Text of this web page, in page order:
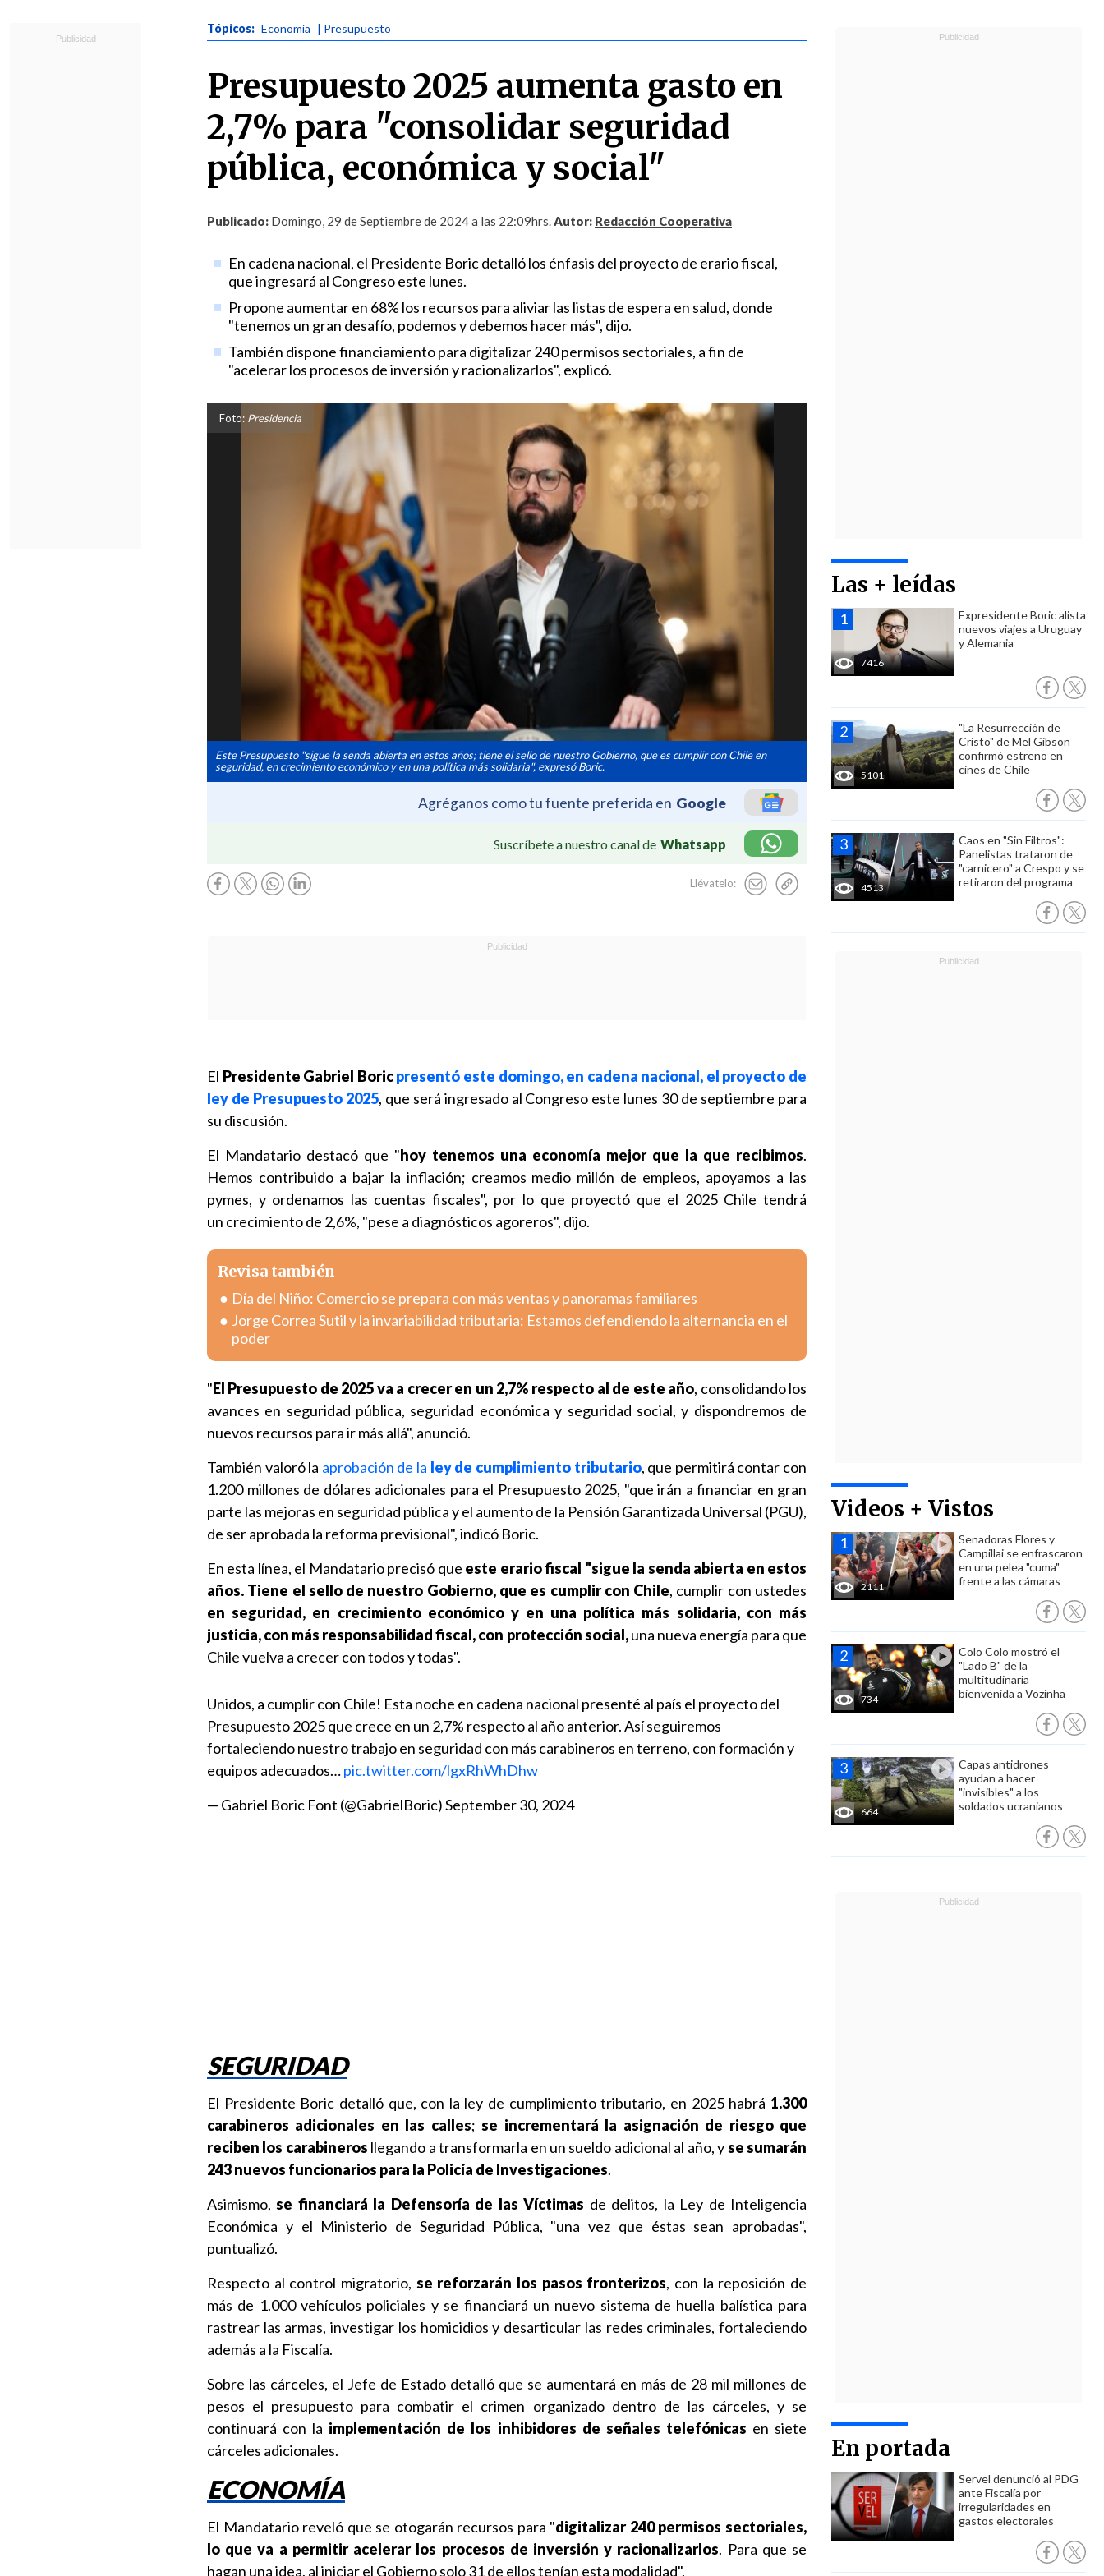
Tópicos: Economía | Presupuesto
Presupuesto 2025 aumenta gasto en
2,7% para "consolidar seguridad
pública, económica y social"
Publicado: Domingo, 29 de Septiembre de 2024 a las 22:09hrs.Autor: Redacción Cooperativa
En cadena nacional, el Presidente Boric detalló los énfasis del proyecto de erario fiscal,
que ingresará al Congreso este lunes.
Propone aumentar en 68% los recursos para aliviar las listas de espera en salud, donde
"tenemos un gran desafío, podemos y debemos hacer más", dijo.
También dispone financiamiento para digitalizar 240 permisos sectoriales, a fin de
"acelerar los procesos de inversión y racionalizarlos", explicó.
Foto: Presidencia
Este Presupuesto "sigue la senda abierta en estos años; tiene el sello de nuestro Gobierno, que es cumplir con Chile en
seguridad, en crecimiento económico y en una política más solidaria", expresó Boric.
Agréganos como tu fuente preferida en Google
Suscríbete a nuestro canal de Whatsapp
Llévatelo:
Las + leídas
7416
Expresidente Boric alista
nuevos viajes a Uruguay
y Alemania
5101
"La Resurrección de
Cristo" de Mel Gibson
confirmó estreno en
cines de Chile
4513
Caos en "Sin Filtros":
Panelistas trataron de
"carnicero" a Crespo y se
retiraron del programa
Videos + Vistos
2111
Senadoras Flores y
Campillai se enfrascaron
en una pelea "cuma"
frente a las cámaras
734
Colo Colo mostró el
"Lado B" de la
multitudinaria
bienvenida a Vozinha
664
Capas antidrones
ayudan a hacer
"invisibles" a los
soldados ucranianos
En portada
Servel denunció al PDG
ante Fiscalía por
irregularidades en
gastos electorales
El Presidente Gabriel Boricpresentó este domingo, en cadena nacional, el proyecto de
ley de Presupuesto 2025, que será ingresado al Congreso este lunes 30 de septiembre para
su discusión.
El Mandatario destacó que "hoy tenemos una economía mejor que la que recibimos.
Hemos contribuido a bajar la inflación; creamos medio millón de empleos, apoyamos a las
pymes, y ordenamos las cuentas fiscales", por lo que proyectó que el 2025 Chile tendrá
un crecimiento de 2,6%, "pese a diagnósticos agoreros", dijo.
Revisa también
Día del Niño: Comercio se prepara con más ventas y panoramas familiares
Jorge Correa Sutil y la invariabilidad tributaria: Estamos defendiendo la alternancia en el
poder
"El Presupuesto de 2025 va a crecer en un 2,7% respecto al de este año, consolidando los
avances en seguridad pública, seguridad económica y seguridad social, y dispondremos de
nuevos recursos para ir más allá", anunció.
También valoró la aprobación de la ley de cumplimiento tributario, que permitirá contar con
1.200 millones de dólares adicionales para el Presupuesto 2025, "que irán a financiar en gran
parte las mejoras en seguridad pública y el aumento de la Pensión Garantizada Universal (PGU),
de ser aprobada la reforma previsional", indicó Boric.
En esta línea, el Mandatario precisó que este erario fiscal "sigue la senda abierta en estos
años. Tiene el sello de nuestro Gobierno, que es cumplir con Chile, cumplir con ustedes
en seguridad, en crecimiento económico y en una política más solidaria, con más
justicia, con más responsabilidad fiscal, con protección social,una nueva energía para que
Chile vuelva a crecer con todos y todas".
Unidos, a cumplir con Chile! Esta noche en cadena nacional presenté al país el proyecto del
Presupuesto 2025 que crece en un 2,7% respecto al año anterior. Así seguiremos
fortaleciendo nuestro trabajo en seguridad con más carabineros en terreno, con formación y
equipos adecuados…pic.twitter.com/lgxRhWhDhw
— Gabriel Boric Font (@GabrielBoric)September 30, 2024
SEGURIDAD
El Presidente Boric detalló que, con la ley de cumplimiento tributario, en 2025 habrá 1.300
carabineros adicionales en las calles;se incrementará la asignación de riesgo que
reciben los carabineros llegando a transformarla en un sueldo adicional al año, yse sumarán
243 nuevos funcionarios para la Policía de Investigaciones.
Asimismo,se financiará la Defensoría de las Víctimas de delitos, la Ley de Inteligencia
Económica y el Ministerio de Seguridad Pública, "una vez que éstas sean aprobadas",
puntualizó.
Respecto al control migratorio, se reforzarán los pasos fronterizos, con la reposición de
más de 1.000 vehículos policiales y se financiará un nuevo sistema de huella balística para
rastrear las armas, investigar los homicidios y desarticular las redes criminales, fortaleciendo
además a la Fiscalía.
Sobre las cárceles, el Jefe de Estado detalló que se aumentará en más de 28 mil millones de
pesos el presupuesto para combatir el crimen organizado dentro de las cárceles, y se
continuará con la implementación de los inhibidores de señales telefónicas en siete
cárceles adicionales.
ECONOMÍA
El Mandatario reveló que se otogarán recursos para "digitalizar 240 permisos sectoriales,
lo que va a permitir acelerar los procesos de inversión y racionalizarlos. Para que se
hagan una idea, al iniciar el Gobierno solo 31 de ellos tenían esta modalidad".